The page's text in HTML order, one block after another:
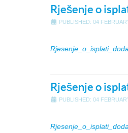
Rješenje o
PUBLISHED: 04
Rješenje o
PUBLISHED: 04